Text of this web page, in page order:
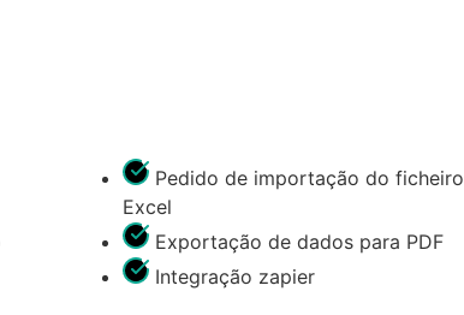
Pedido de importação do ficheiro
Excel
Exportação de dados para PDF
Integração zapier